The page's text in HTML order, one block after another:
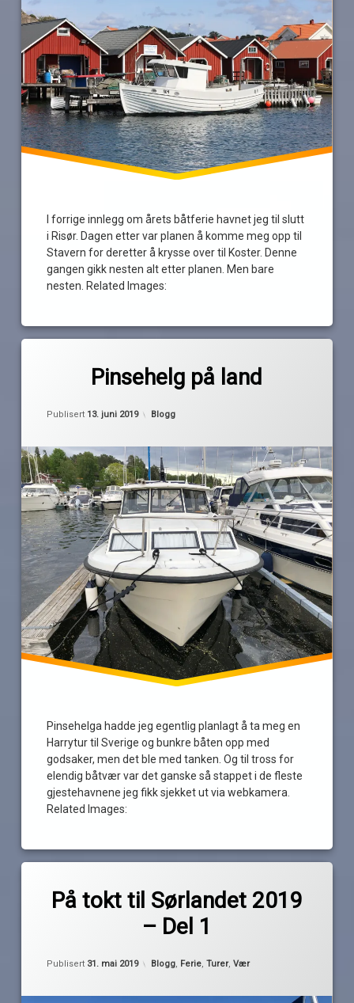
I forrige innlegg om årets båtferie havnet jeg til slutt
i Risør. Dagen etter var planen å komme meg opp til
Stavern for deretter å krysse over til Koster. Denne
gangen gikk nesten alt etter planen. Men bare
nesten. Related Images:
Malmön
Pinan
regn
strömstad
sverige
TV
Pinsehelg på land
Publisert 13. juni 2019
Oppdatert
Kategorier:
Blogg
Pinsehelga hadde jeg egentlig planlagt å ta meg en
Harrytur til Sverige og bunkre båten opp med
godsaker, men det ble med tanken. Og til tross for
elendig båtvær var det ganske så stappet i de fleste
gjestehavnene jeg fikk sjekket ut via webkamera.
Related Images:
regnvær
svipptur
På tokt til Sørlandet 2019
– Del 1
Publisert 31. mai 2019
Oppdatert31. mai 2019
Kategorier:
Blogg, Ferie,Turer,Vær
2019
moss